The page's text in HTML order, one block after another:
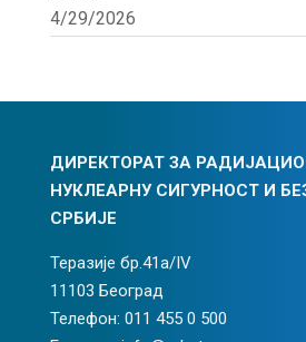
4/29/2026
ДИРЕКТОРАТ ЗА
НУКЛЕАРНУ СИГУРНОСТ И
СРБИЈЕ
Теразије бр.41а/IV
11103 Београд
Телефон: 011 455 0 500